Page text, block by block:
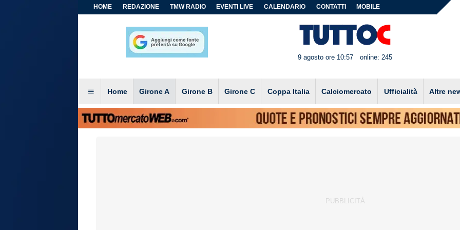
HOME REDAZIONE TMW RADIO EVENTI LIVE CALENDARIO CONTATTI MOBILE
9 agosto ore 10:57 online: 245
Home Girone A Girone B Girone C Coppa Italia Calciomercato Ufficialità Altre